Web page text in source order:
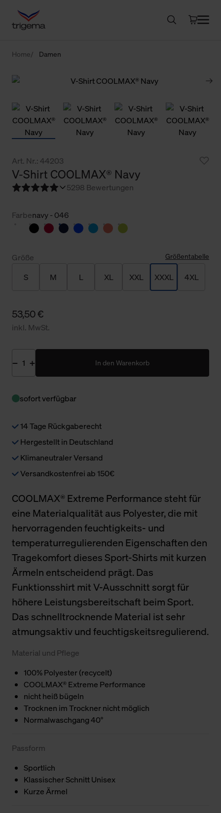
Home Damen
Art. Nr.: 44203
V-Shirt COOLMAX® Navy
5298 Bewertungen
Farbenavy - 046
Größe Größentabelle
S M L XL XXL XXXL 4XL
53,50 €
inkl. MwSt.
In den Warenkorb
sofort verfügbar
14 Tage Rückgaberecht
Hergestellt in Deutschland
Klimaneutraler Versand
Versandkostenfrei ab 150€
COOLMAX® Extreme Performance steht für
eine Materialqualität aus Polyester, die mit
hervorragenden feuchtigkeits- und
temperaturregulierenden Eigenschaften den
Tragekomfort dieses Sport-Shirts mit kurzen
Ärmeln entscheidend prägt. Das
Funktionsshirt mit V-Ausschnitt sorgt für
höhere Leistungsbereitschaft beim Sport.
Das schnelltrocknende Material ist sehr
atmungsaktiv und feuchtigskeitsregulierend.
Material und Pflege
100% Polyester (recycelt)
COOLMAX® Extreme Performance
nicht heiß bügeln
Trocknen im Trockner nicht möglich
Normalwaschgang 40°
Passform
Sportlich
Klassischer Schnitt Unisex
Kurze Ärmel